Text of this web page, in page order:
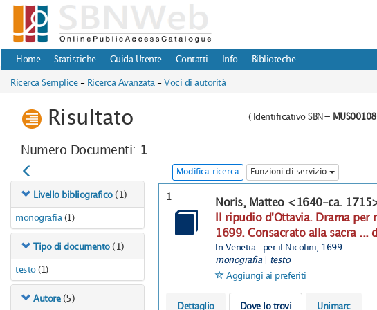
Home Statistiche Guida Utente Contatti Info Biblioteche
Ricerca Semplice - Ricerca Avanzata - Voci di autorità
Risultato ( Identificativo SBN=
Numero Documenti: 1
Modifica ricerca Funzioni di servizio
Livello bibliografico (1)
monografia (1)
Tipo di documento (1)
testo (1)
Autore (5)
1
Noris, Matteo <1640-ca.
Il ripudio d'Ottavia. Drama per
1699. Consacrato alla sacra ...
In Venetia : per il Nicolini, 1699
monografia| testo
Aggiungi ai preferiti
Dettaglio Dove lo trovi Unimarc